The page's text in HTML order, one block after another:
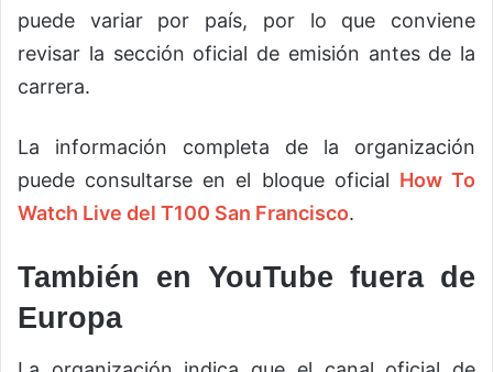
puede variar por país, por lo que conviene
revisar la sección oficial de emisión antes de la
carrera.
La información completa de la organización
puede consultarse en el bloque oficial How To
Watch Live del T100 San Francisco.
También en YouTube fuera de
Europa